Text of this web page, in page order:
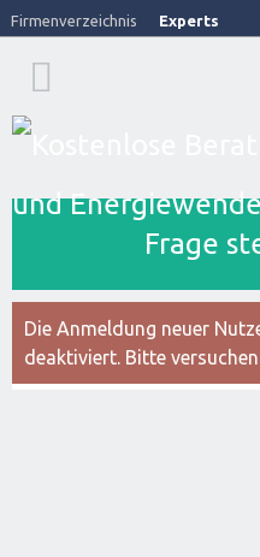
Firmenverzeichnis Experts
Frage
Die Anmeldung neuer
deaktiviert. Bitte